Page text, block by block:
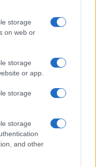
storage
on web or
storage
or app.
storage
storage
and other
come scegliere la
e l’ufficio
lungo dolore: storia e
segnò la Gallura
Berchidda, rischio per
del cantiere: la Gallura